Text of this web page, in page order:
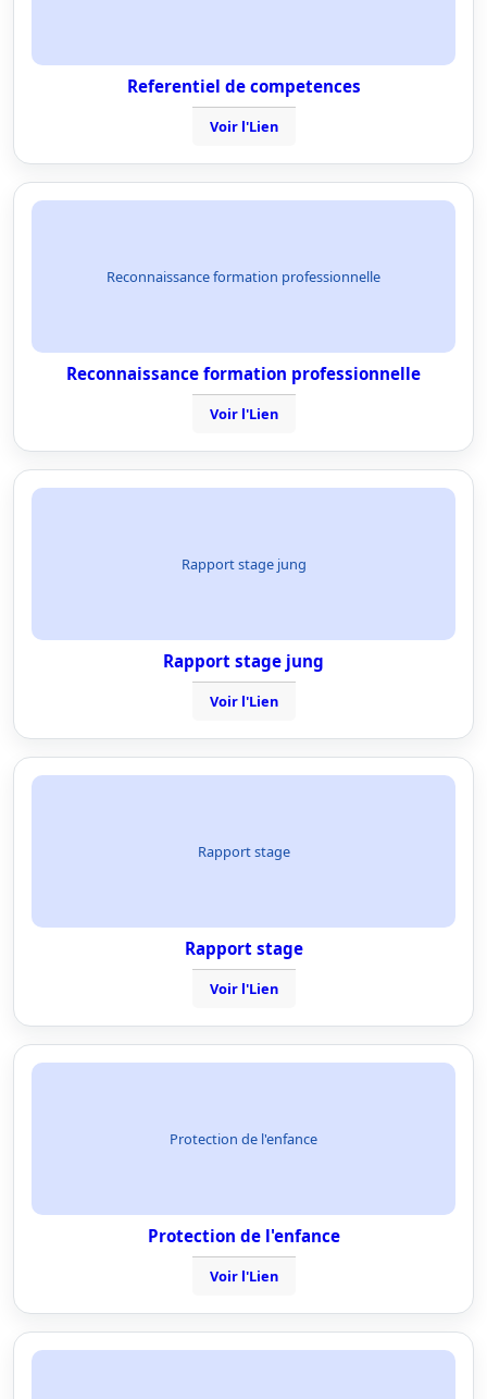
Referentiel de competences
Voir l'Lien
Reconnaissance formation professionnelle
Reconnaissance formation professionnelle
Voir l'Lien
Rapport stage jung
Rapport stage jung
Voir l'Lien
Rapport stage
Rapport stage
Voir l'Lien
Protection de l'enfance
Protection de l'enfance
Voir l'Lien